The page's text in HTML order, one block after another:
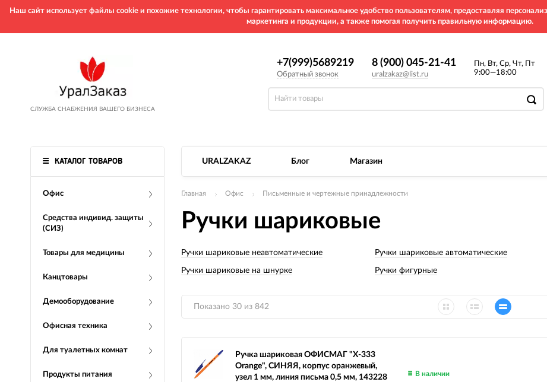
Наш сайт использует файлы cookie и похожие технологии, чтобы гарантировать максимальное удобство пользователям, предоставляя
маркетинга и продукции, а также помогая получить правильную информацию.
СЛУЖБА СНАБЖЕНИЯ ВАШЕГО БИЗНЕСА
+7(999)5689219
Обратный звонок
8 (900) 045-21-41
uralzakaz@list.ru
Пн, Вт, Ср, Чт, Пт
9:00—18:00
КАТАЛОГ ТОВАРОВ
Офис
Средства индивид. защиты
(СИЗ)
Товары для медицины
Канцтовары
Демооборудование
Офисная техника
Для туалетных комнат
Продукты питания
URALZAKAZ Блог Магазин
Главная Офис Письменные и чертежные принадлежности
Ручки шариковые
Ручки шариковые неавтоматические Ручки шариковые автоматические
Ручки шариковые на шнурке Ручки фигурные
Показано 30 из 842
Ручка шариковая ОФИСМАГ "X-333
Orange", СИНЯЯ, корпус оранжевый,
узел 1 мм, линия письма 0,5 мм, 143228
В наличии